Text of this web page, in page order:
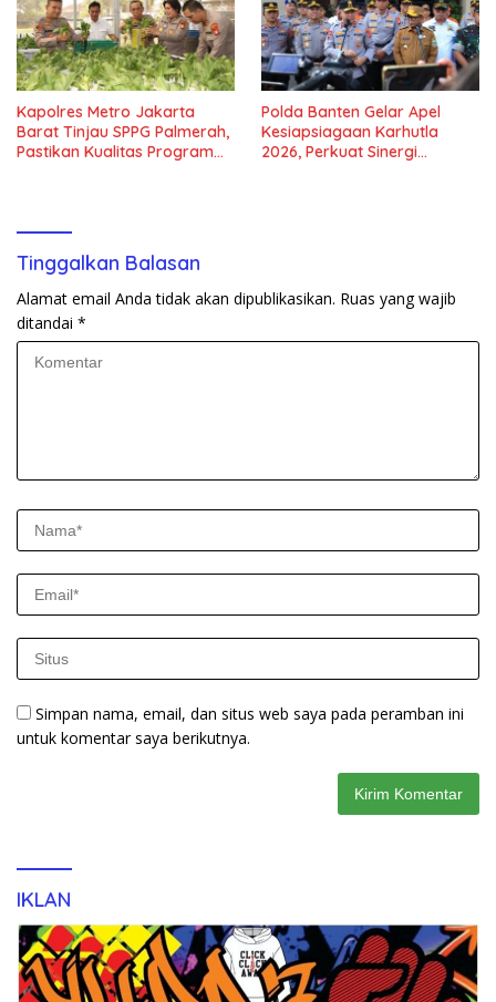
Kapolres Metro Jakarta
Barat Tinjau SPPG Palmerah,
Pastikan Kualitas Program
Polda Banten Gelar Apel
Kesiapsiagaan Karhutla
2026, Perkuat Sinergi
Tinggalkan Balasan
Alamat email Anda tidak akan dipublikasikan. Ruas yang wajib
ditandai *
Simpan nama, email, dan situs web saya pada peramban ini
untuk komentar saya berikutnya.
IKLAN